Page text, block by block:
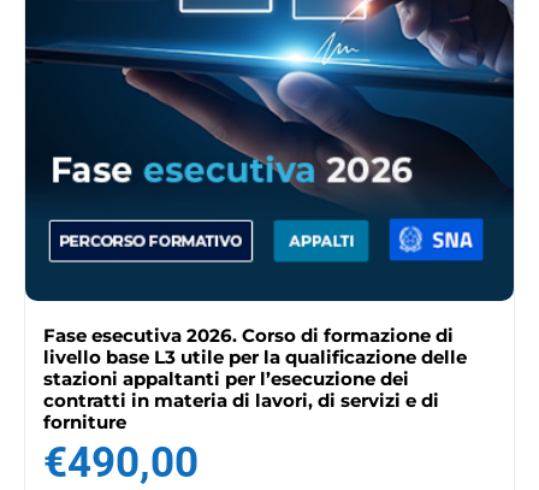
Fase esecutiva 2026. Corso di formazione di
livello base L3 utile per la qualificazione delle
stazioni appaltanti per l’esecuzione dei
contratti in materia di lavori, di servizi e di
forniture
€490,00